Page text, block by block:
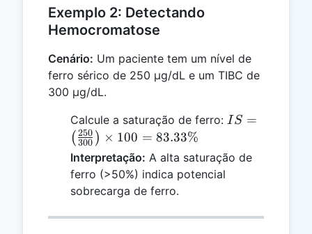
Exemplo 2: Detectando
Hemocromatose
Cenário: Um paciente tem um nível de
ferro sérico de 250 µg/dL e um TIBC de
300 µg/dL.
Calcule a saturação de ferro: IS =
{300}\right)
\times 100 =
IS =
( 300
250 ) × 100 = 83.33%
Interpretação: A alta saturação de
ferro (>50%) indica potencial
sobrecarga de ferro.